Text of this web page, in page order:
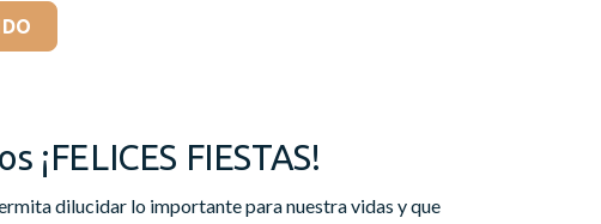
¡FELICES FIESTAS!
dilucidar lo importante para nuestra vidas y que